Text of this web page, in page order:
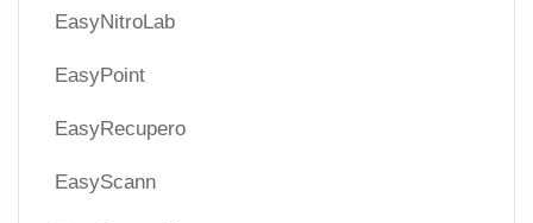
EasyNitroLab
EasyPoint
EasyRecupero
EasyScann